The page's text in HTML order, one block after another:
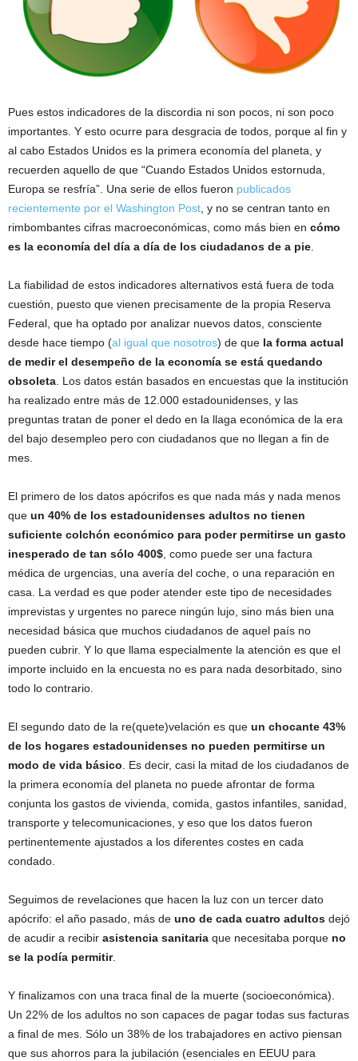
Pues estos indicadores de la discordia ni son pocos, ni son poco
importantes. Y esto ocurre para desgracia de todos, porque al fin y
al cabo Estados Unidos es la primera economía del planeta, y
recuerden aquello de que “Cuando Estados Unidos estornuda,
Europa se resfría”. Una serie de ellos fueron publicados
recientemente por el Washington Post , y no se centran tanto en
rimbombantes cifras macroeconómicas, como más bien en cómo
es la economía del día a día de los ciudadanos de a pie
La fiabilidad de estos indicadores alternativos está fuera de toda
cuestión, puesto que vienen precisamente de la propia Reserva
Federal, que ha optado por analizar nuevos datos, consciente
desde hace tiempo (al igual que nosotros) de que la forma actual
de medir el desempeño de la economía se está quedando
obsoleta . Los datos están basados en encuestas que la institución
ha realizado entre más de 12.000 estadounidenses, y las
preguntas tratan de poner el dedo en la llaga económica de la era
del bajo desempleo pero con ciudadanos que no llegan a fin de
mes.
El primero de los datos apócrifos es que nada más y nada menos
que un 40% de los estadounidenses adultos no tienen
suficiente colchón económico para poder permitirse un gasto
inesperado de tan sólo 400$ , como puede ser una factura
médica de urgencias, una avería del coche, o una reparación en
casa. La verdad es que poder atender este tipo de necesidades
imprevistas y urgentes no parece ningún lujo, sino más bien una
necesidad básica que muchos ciudadanos de aquel país no
pueden cubrir. Y lo que llama especialmente la atención es que el
importe incluido en la encuesta no es para nada desorbitado, sino
todo lo contrario.
El segundo dato de la re(quete)velación es que un chocante 43%
de los hogares estadounidenses no pueden permitirse un
modo de vida básico . Es decir, casi la mitad de los ciudadanos de
la primera economía del planeta no puede afrontar de forma
conjunta los gastos de vivienda, comida, gastos infantiles, sanidad,
transporte y telecomunicaciones, y eso que los datos fueron
pertinentemente ajustados a los diferentes costes en cada
condado.
Seguimos de revelaciones que hacen la luz con un tercer dato
apócrifo: el año pasado, más de uno de cada cuatro adultos dejó
de acudir a recibir asistencia sanitaria que necesitaba porque no
se la podía permitir.
Y finalizamos con una traca final de la muerte (socioeconómica).
Un 22% de los adultos no son capaces de pagar todas sus facturas
a final de mes. Sólo un 38% de los trabajadores en activo piensan
que sus ahorros para la jubilación (esenciales en EEUU para